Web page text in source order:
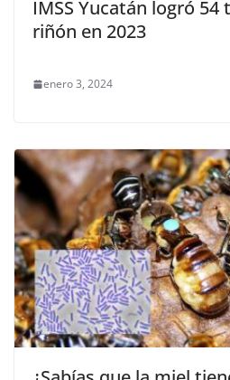
IMSS Yucatán logró
riñón en 2023
enero 3, 2024